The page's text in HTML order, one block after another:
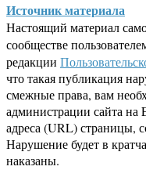
Источник материала
Настоящий материал
сообществе
редакции
что такая публикация
смежные права, вам
администрации сайта
адреса (URL) страницы,
Нарушение будет в
наказаны.